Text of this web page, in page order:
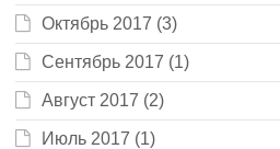
Октябрь 2017 (3)
Сентябрь 2017 (1)
Август 2017 (2)
Июль 2017 (1)